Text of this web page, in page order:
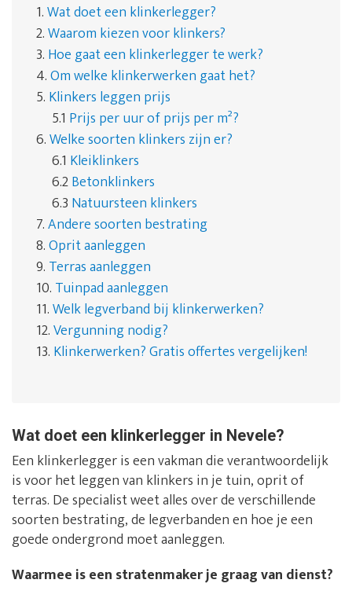
1.Wat doet een klinkerlegger?
2.Waarom kiezen voor klinkers?
3. Hoe gaat een klinkerlegger te werk?
4.Om welke klinkerwerken gaat het?
5. Klinkers leggen prijs
5.1 Prijs per uur of prijs per m²?
6.Welke soorten klinkers zijn er?
6.1 Kleiklinkers
6.2Betonklinkers
6.3 Natuursteen klinkers
7.Andere soorten bestrating
8.Oprit aanleggen
9. Terras aanleggen
10. Tuinpad aanleggen
11.Welk legverband bij klinkerwerken?
12.Vergunning nodig?
13. Klinkerwerken? Gratis offertes vergelijken!
Wat doet een klinkerlegger in Nevele?
Een klinkerlegger is een vakman die verantwoordelijk
is voor het leggen van klinkers in je tuin, oprit of
terras. De specialist weet alles over de verschillende
soorten bestrating, de legverbanden en hoe je een
goede ondergrond moet aanleggen.
Waarmee is een stratenmaker je graag van dienst?